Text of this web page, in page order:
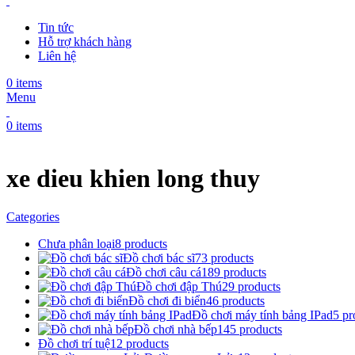
Tin tức
Hỗ trợ khách hàng
Liên hệ
0 items
Menu
0 items
xe dieu khien long thuy
Categories
Chưa phân loại8 products
Đồ chơi bác sĩ73 products
Đồ chơi câu cá189 products
Đồ chơi đập Thú29 products
Đồ chơi đi biển46 products
Đồ chơi máy tính bảng IPad5
Đồ chơi nhà bếp145 products
Đồ chơi trí tuệ12 products